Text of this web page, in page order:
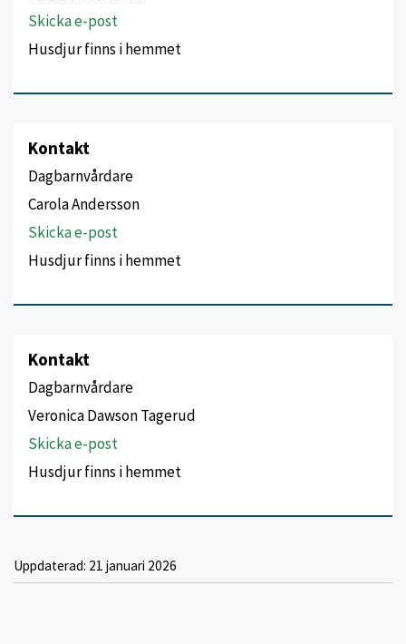
Skicka e-post
Husdjur finns i hemmet
Kontakt
Dagbarnvårdare
Carola Andersson
Skicka e-post
Husdjur finns i hemmet
Kontakt
Dagbarnvårdare
Veronica Dawson Tagerud
Skicka e-post
Husdjur finns i hemmet
Uppdaterad: 21 januari 2026